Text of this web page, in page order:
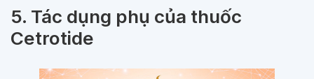
5. Tác dụng phụ của thuốc
Cetrotide